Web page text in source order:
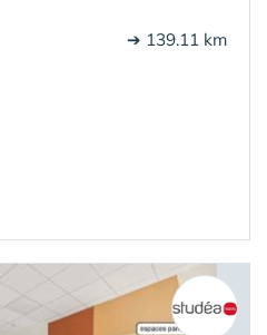
➔ 139.11 km